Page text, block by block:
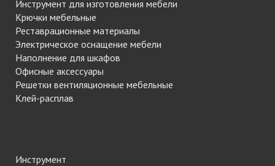
Инструмент для изготовления мебели
Крючки мебельные
Реставрационные материалы
Электрическое оснащение мебели
Наполнение для шкафов
Офисные аксессуары
Решетки вентиляционные мебельные
Клей-расплав
Инструмент